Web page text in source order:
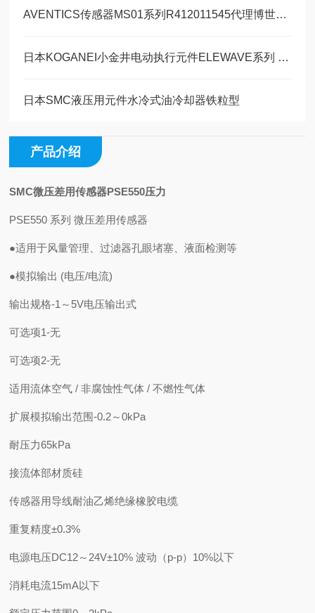
AVENTICS传感器MS01系列R412011545代理博世力士乐
日本KOGANEI小金井电动执行元件ELEWAVE系列 （NS滑台）
日本SMC液压用元件水冷式油冷却器铁粒型
产品介绍
SMC微压差用传感器PSE550压力
PSE550 系列 微压差用传感器
●适用于风量管理、过滤器孔眼堵塞、液面检测等
●模拟输出 (电压/电流)
输出规格-1～5V电压输出式
可选项1-无
可选项2-无
适用流体空气 / 非腐蚀性气体 / 不燃性气体
扩展模拟输出范围-0.2～0kPa
耐压力65kPa
接流体部材质硅
传感器用导线耐油乙烯绝缘橡胶电缆
重复精度±0.3%
电源电压DC12～24V±10% 波动（p-p）10%以下
消耗电流15mA以下